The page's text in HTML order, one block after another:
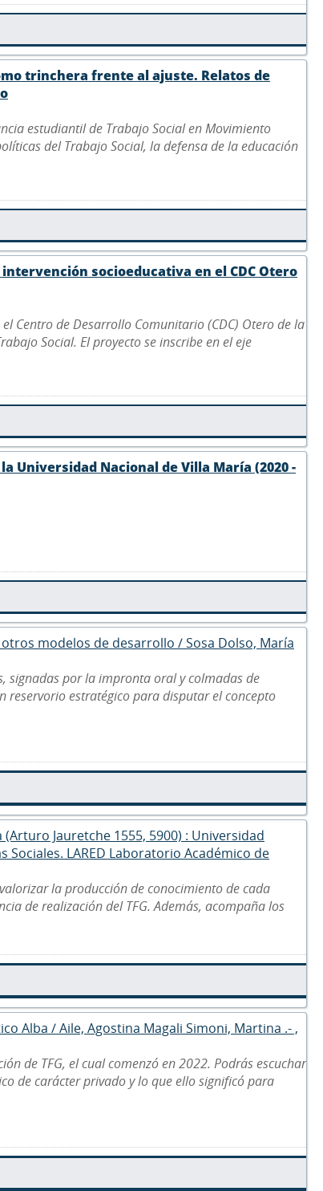
trinchera frente al ajuste. Relatos de
estudiantil de Trabajo Social en Movimiento
del Trabajo Social, la defensa de la educación
socioeducativa en el CDC Otero
Centro de Desarrollo Comunitario (CDC) Otero de la
Social. El proyecto se inscribe en el eje
Universidad Nacional de Villa María (2020 -
modelos de desarrollo / Sosa Dolso, María
signadas por la impronta oral y colmadas de
estratégico para disputar el concepto
Jauretche 1555, 5900) : Universidad
LARED Laboratorio Académico de
la producción de conocimiento de cada
de realización del TFG. Además, acompaña los
Alba / Aile, Agostina Magali Simoni, Martina .- ,
de TFG, el cual comenzó en 2022. Podrás escuchar
de carácter privado y lo que ello significó para